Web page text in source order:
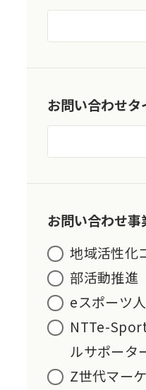
お問い合わせタ
お問い合わせ事
地域活性化
部活動推進
eスポーツ
NTTe-
ルサポータ
Z世代マー